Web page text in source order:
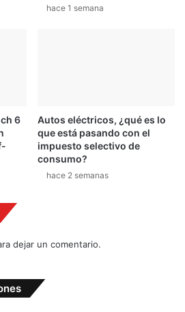
hace 1 semana
6
Autos eléctricos, ¿qué es lo
que está pasando con el
impuesto selectivo de
consumo?
hace 2 semanas
dejar un comentario.